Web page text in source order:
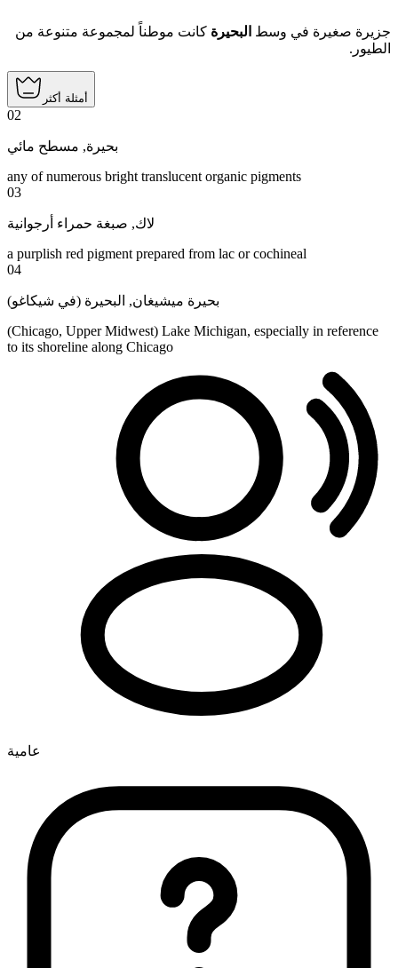
جزيرة صغيرة في وسط البحيرة كانت موطناً لمجموعة متنوعة من
الطيور.
أمثلة أكثر
02
بحيرة, مسطح مائي
any of numerous bright translucent organic pigments
03
لاك, صبغة حمراء أرجوانية
a purplish red pigment prepared from lac or cochineal
04
بحيرة ميشيغان, البحيرة (في شيكاغو)
(Chicago, Upper Midwest) Lake Michigan, especially in reference
to its shoreline along Chicago
عامية